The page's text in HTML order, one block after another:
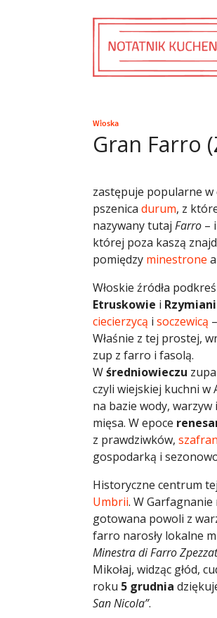
Włoska
Gran Farro
zastępuje popularne w
pszenica durum, z
nazywany tutaj Farro –
której poza kaszą
pomiędzy minestrone
Włoskie źródła
Etruskowie i
ciecierzycą i soczewicą
Właśnie z tej prostej,
zup z farro i fasolą.
Wśredniowieczu
czyli wiejskiej kuchni w
na bazie wody, warzyw
mięsa. W epoce
z prawdziwków,
gospodarką i
Historyczne centrum
Umbrii. W Garfagnanie
gotowana powoli z
farro narosły lokalne
Minestra di Farro
Mikołaj, widząc głód,
roku 5 grudnia
San Nicola”.